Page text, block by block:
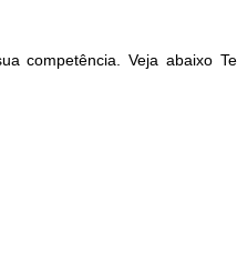
competência. Veja abaixo